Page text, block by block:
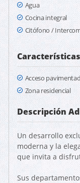
Agua
Cocina integral
Citófono /
Acceso
Zona residencial
Descripción
Un desarrollo
moderna y la
que invita a
Sus